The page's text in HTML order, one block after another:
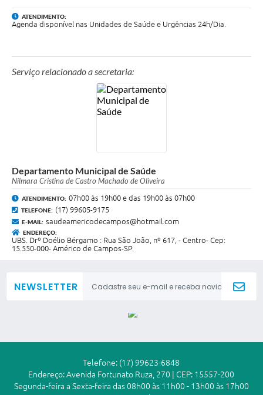
ATENDIMENTO:
Agenda disponível nas Unidades de Saúde e Urgências 24h/Dia.
Serviço relacionado a secretaria:
Departamento Municipal de Saúde
Nilmara Cristina de Castro Machado de Oliveira
ATENDIMENTO: 07h00 às 19h00 e das 19h00 às 07h00
TELEFONE: (17) 99605-9175
E-MAIL: saudeamericodecampos@hotmail.com
ENDEREÇO:
UBS. Drº Doélio Bérgamo : Rua São João, nº 617, - Centro- Cep:
15.550-000- Américo de Campos-SP.
NEWSLETTER
Telefone: (17) 99623-6848
Endereço: Avenida Fortunato Ruza, 270 | CEP: 15557-200
Segunda-feira a Sexta-feira das 08h00 às 11h00 - 13h00 às 17h00